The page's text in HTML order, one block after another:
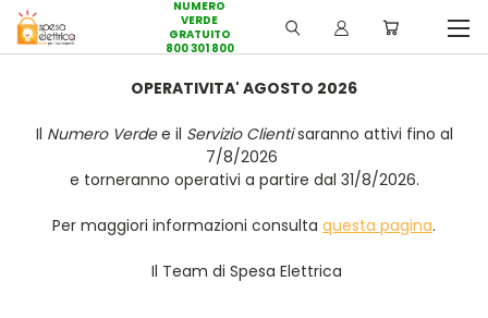
NUMERO
VERDE
GRATUITO
800 301 800
OPERATIVITA' AGOSTO 2026
Il Numero Verdee il Servizio Clientisaranno attivi fino al
7/8/2026
e torneranno operativi a partire dal 31/8/2026.
Per maggiori informazioni consulta questa pagina.
Il Team di Spesa Elettrica